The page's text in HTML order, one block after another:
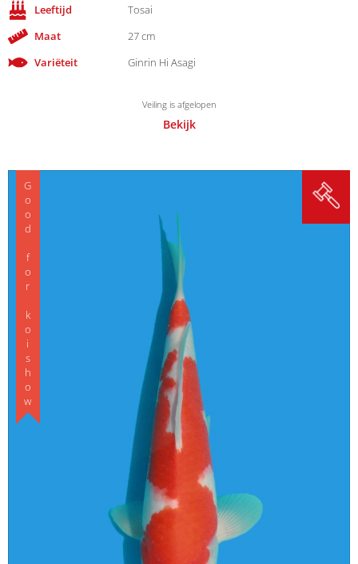
Leeftijd
Tosai
Maat
27 cm
Variëteit
Ginrin Hi Asagi
Veiling is afgelopen
Bekijk
Good for koishow